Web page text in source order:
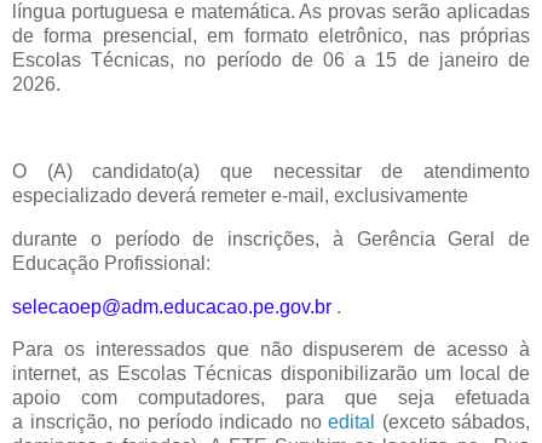
língua portuguesa e matemática. As provas serão aplicadas
de forma presencial, em formato eletrônico, nas próprias
Escolas Técnicas, no período de 06 a 15 de janeiro de
2026.
O (A) candidato(a) que necessitar de atendimento
especializado deverá remeter e-mail, exclusivamente
durante o período de inscrições, à Gerência Geral de
Educação Profissional:
selecaoep@adm.educacao.pe.gov.br .
Para os interessados que não dispuserem de acesso à
internet, as Escolas Técnicas disponibilizarão um local de
apoio com computadores, para que seja efetuada
a inscrição, no período indicado no edital (exceto sábados,